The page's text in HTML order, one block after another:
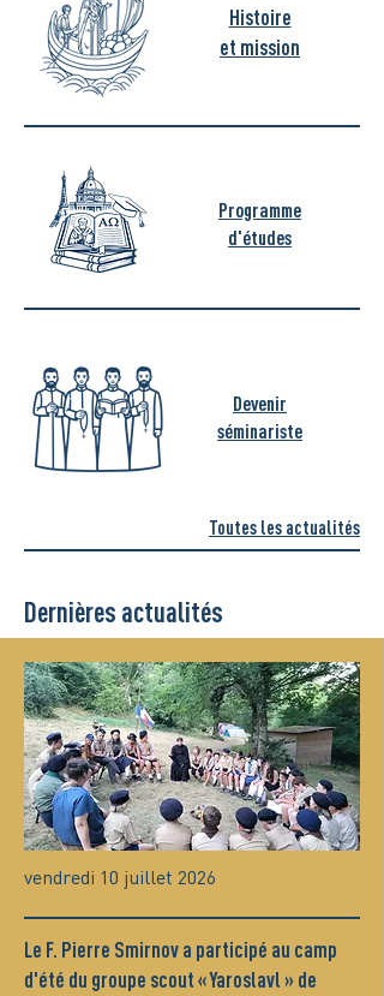
Histoire
et mission
Programme
d'études
Devenir
séminariste
Toutes les actualités
Dernières actualités
vendredi 10 juillet 2026
Le F. Pierre Smirnov a participé au camp
d'été du groupe scout « Yaroslavl » de